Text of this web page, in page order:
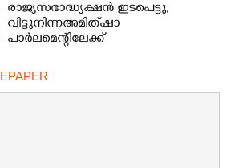
രാജ്യസഭാദ്ധ്യക്ഷൻ ഇടപെട്ടു,
വിട്ടുനിന്ന അമിത് ഷാ
പാർലമെന്റിലേക്ക്
EPAPER
×